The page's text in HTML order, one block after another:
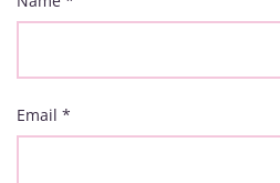
Email *